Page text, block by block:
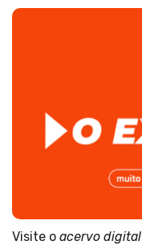
Visite o acervo digital